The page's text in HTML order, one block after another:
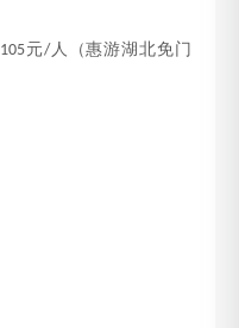
105元/人
（惠游湖北免门